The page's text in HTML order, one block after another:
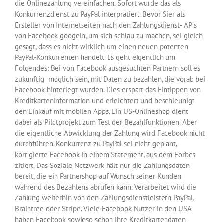
die Onlinezahlung vereinfachen. Sofort wurde das als
Konkurrenzdienst zu PayPal interprätiert. Bevor Sier als
Ersteller von Internetseiten nach den Zahlungsdienst- APIs
von Facebook googeln, um sich schlau zu machen, sei gleich
gesagt, dass es nicht wirklich um einen neuen potenten
PayPal-Konkurrenten handelt. Es geht eigentlich um
Folgendes: Bei von Facebook ausgesuchten Partnern soll es
zukünftig möglich sein, mit Daten zu bezahlen, die vorab bei
Facebook hinterlegt wurden. Dies erspart das Eintippen von
Kreditkarteninformation und erleichtert und beschleunigt
den Einkauf mit mobilen Apps. Ein US-Onlineshop dient
dabei als Pilotprojekt zum Test der Bezahlfunktionen. Aber
die eigentliche Abwicklung der Zahlung wird Facebook nicht
durchführen. Konkurrenz zu PayPal sei nicht geplant,
korrigierte Facebook in einem Statement, aus dem Forbes
zitiert. Das Soziale Netzwerk hält nur die Zahlungsdaten
bereit, die ein Partnershop auf Wunsch seiner Kunden
während des Bezahlens abrufen kann. Verarbeitet wird die
Zahlung weiterhin von den Zahlungsdienstleistern PayPal,
Braintree oder Stripe. Viele Facebook-Nutzer in den USA
haben Facebook sowieso schon ihre Kreditkartendaten